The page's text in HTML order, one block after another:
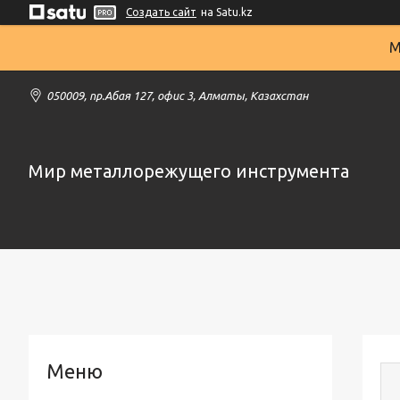
Создать сайт на Satu.kz
050009, пр.Абая 127, офис 3, Алматы, Казахстан
Мир металлорежущего инструмента